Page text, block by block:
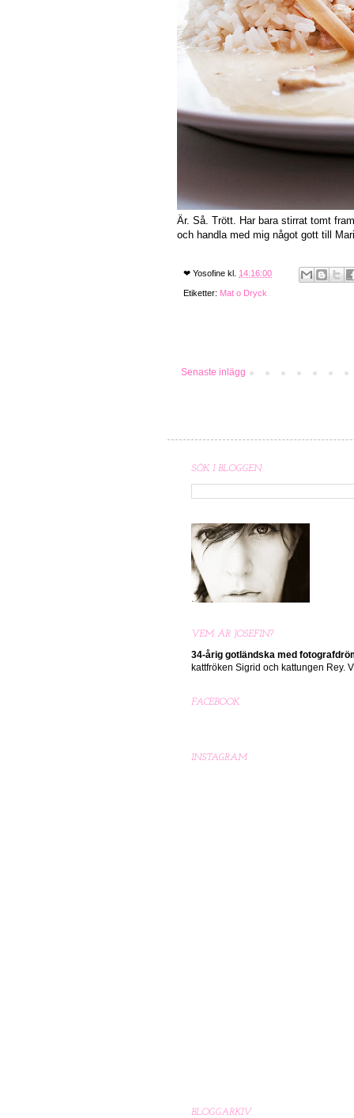
Är. Så. Trött. Har bara stirrat tomt
och handla med mig något gott till
❤ Yosofine kl. 14:16:00
Etiketter: Mat o Dryck
Senaste inlägg
SÖK I BLOGGEN
VEM ÄR JOSEFIN?
34-årig gotländska med
kattfröken Sigrid och kattungen Rey.
FACEBOOK
INSTAGRAM
BLOGGARKIV